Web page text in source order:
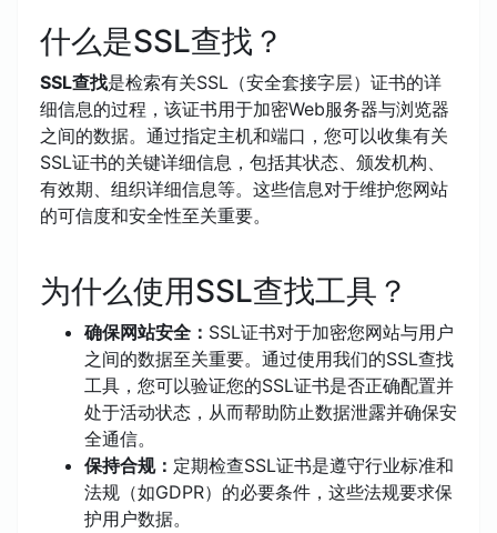
什么是SSL查找？
SSL查找是检索有关SSL（安全套接字层）证书的详
细信息的过程，该证书用于加密Web服务器与浏览器
之间的数据。通过指定主机和端口，您可以收集有关
SSL证书的关键详细信息，包括其状态、颁发机构、
有效期、组织详细信息等。这些信息对于维护您网站
的可信度和安全性至关重要。
为什么使用SSL查找工具？
确保网站安全： SSL证书对于加密您网站与用户
之间的数据至关重要。通过使用我们的SSL查找
工具，您可以验证您的SSL证书是否正确配置并
处于活动状态，从而帮助防止数据泄露并确保安
全通信。
保持合规： 定期检查SSL证书是遵守行业标准和
法规（如GDPR）的必要条件，这些法规要求保
护用户数据。